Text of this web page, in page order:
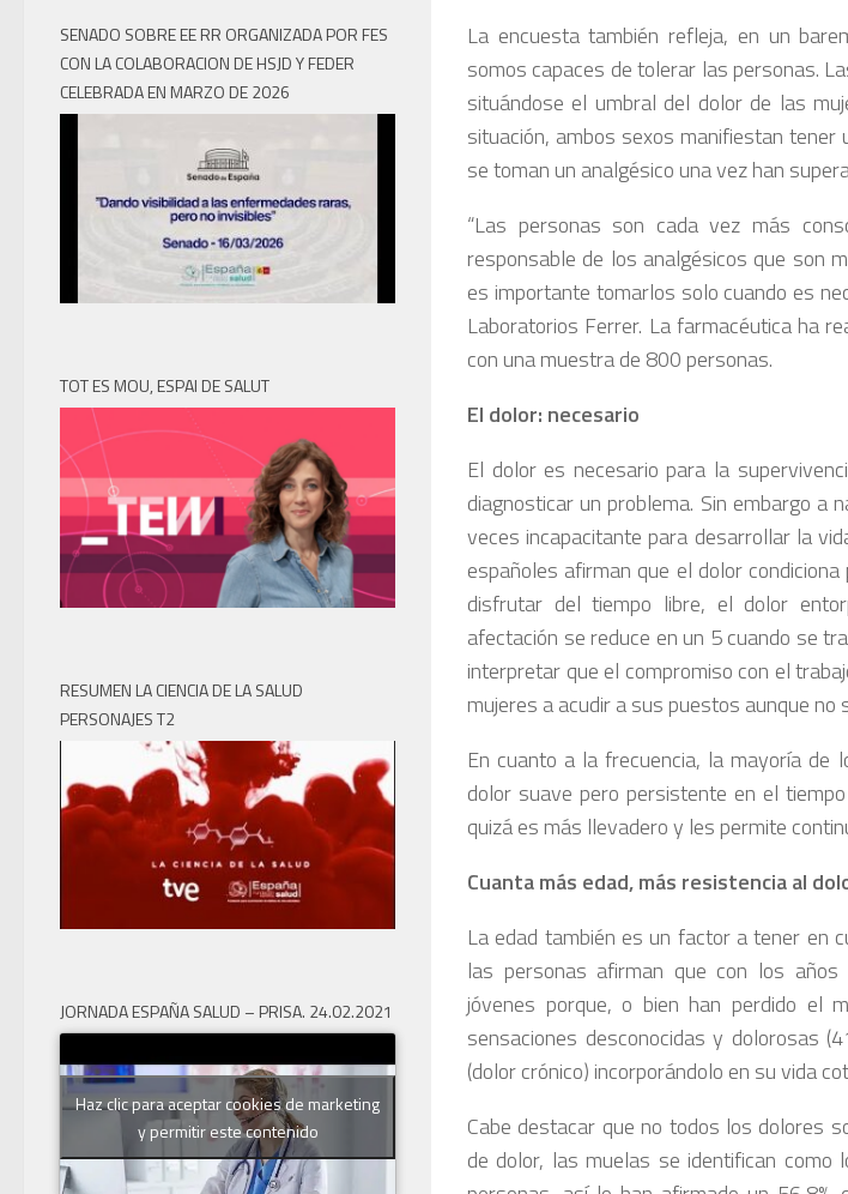
La encuesta también refleja, en un
somos capaces de tolerar las personas.
situándose el umbral del dolor de las
situación, ambos sexos manifiestan
se toman un analgésico una vez han
“Las personas son cada vez más
responsable de los analgésicos que son
es importante tomarlos solo cuando es
Laboratorios Ferrer. La farmacéutica ha
con una muestra de 800 personas.
El dolor: necesario
El dolor es necesario para la
diagnosticar un problema. Sin embargo
veces incapacitante para desarrollar la
españoles afirman que el dolor
disfrutar del tiempo libre, el dolor
afectación se reduce en un 5 cuando se
interpretar que el compromiso con el
mujeres a acudir a sus puestos aunque no
En cuanto a la frecuencia, la mayoría
dolor suave pero persistente en el
quizá es más llevadero y les permite
Cuanta más edad, más resistencia al
La edad también es un factor a tener en
las personas afirman que con los
jóvenes porque, o bien han perdido el
sensaciones desconocidas y dolorosas
(dolor crónico) incorporándolo en su vida
Cabe destacar que no todos los dolores
de dolor, las muelas se identifican
SENADO SOBRE EE RR ORGANIZADA POR FES
CON LA COLABORACION DE HSJD Y FEDER
CELEBRADA EN MARZO DE 2026
TOT ES MOU, ESPAI DE SALUT
RESUMEN LA CIENCIA DE LA SALUD
PERSONAJES T2
JORNADA ESPAÑA SALUD – PRISA. 24.02.2021
Haz clic para aceptar cookies de marketing
y permitir este contenido